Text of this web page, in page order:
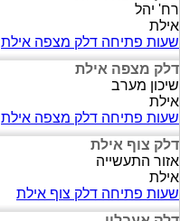
רח' יהל
אילת
שעות פתיחה דלק מצפה אילת
דלק מצפה אילת
שיכון מערב
אילת
שעות פתיחה דלק מצפה אילת
דלק צוף אילת
אזור התעשייה
אילת
שעות פתיחה דלק צוף אילת